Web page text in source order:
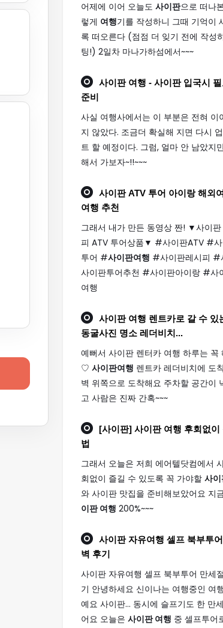
어제에 이어 오늘도 사이판으로 떠나
렇게 여행기를 작성하니 그때 기억이
록 떠오른다 (점점 더 잊기 전에 작성
팅!) 2일차 마나가하섬에서~~~
사이판 여행 - 사이판 입국시
준비
사실 여행사에서는 이 부분은 전혀 이
지 않았다. 조금더 확실해 지면 다시
트 할 예정이다. 그럼, 얼마 안 남았지
해서 가보자~!!~~~
사이판ATV 투어 아이랑 해외
여행 추천
그래서 내가 만든 동영상 짠! ▼사이판
피 ATV 투어상품▼ #사이판ATV #사
투어 #사이판여행 #사이판레시피
사이판투어추천 #사이판아이랑 #사
여행
사이판 여행 렌트카로 갈 수 있
동굴사진 명소 레더비치...
예뻐서 사이판 렌터카 여행 하루는 꼭
♡ 사이판여행 렌트카 레더비치에 도
벽 위쪽으로 도착해요 주차할 공간이
고 사람은 진짜 간혹~~~
[사이판] 사이판 여행 후회없이
법
그래서 오늘은 저희 에어텔닷컴에서
회없이 즐길 수 있도록 꼭 가야할 사이
와 사이판 맛집을 준비해보았어요 지
이판 여행 200%~~~
사이판자유여행 셀프 북부투
벽 후기
사이판 자유여행 셀프 북부투어 만세
기 안녕하세요 신이나는 여행중인 여
예요 사이판... 동시에 슬프기도 한 만
어요 오늘은 사이판 여행 중 셀프투어